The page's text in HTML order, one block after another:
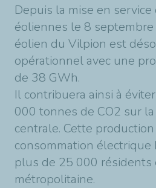
Depuis la mise en
éoliennes le 8
éolien du Vilpion est
opérationnel avec une
de 38 GWh.
Il contribuera ainsi à
000 tonnes de CO2 sur
centrale. Cette
consommation électrique
plus de 25 000 résidents
métropolitaine.